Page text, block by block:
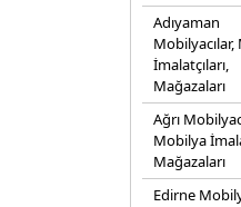
Adıyaman
İmalatçıları,
Mağazaları
Ağrı
Mobilya
Mağazaları
Edirne